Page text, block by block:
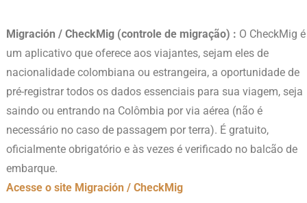
Migración / CheckMig (controle de migração) : O CheckMig é
um aplicativo que oferece aos viajantes, sejam eles de
nacionalidade colombiana ou estrangeira, a oportunidade de
pré-registrar todos os dados essenciais para sua viagem, seja
saindo ou entrando na Colômbia por via aérea (não é
necessário no caso de passagem por terra). É gratuito,
oficialmente obrigatório e às vezes é verificado no balcão de
embarque.
Acesse o site Migración / CheckMig